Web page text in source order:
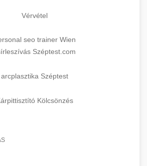
Vérvétel
seo trainer Wien
Széptest.com
arcplasztika Széptest
Kölcsönzés